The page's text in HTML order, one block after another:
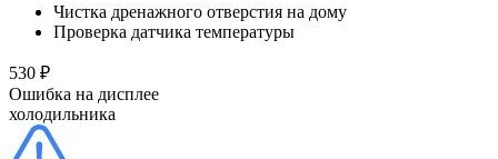
Чистка дренажного отверстия на дому
Проверка датчика температуры
530 ₽
Ошибка на дисплее
холодильника